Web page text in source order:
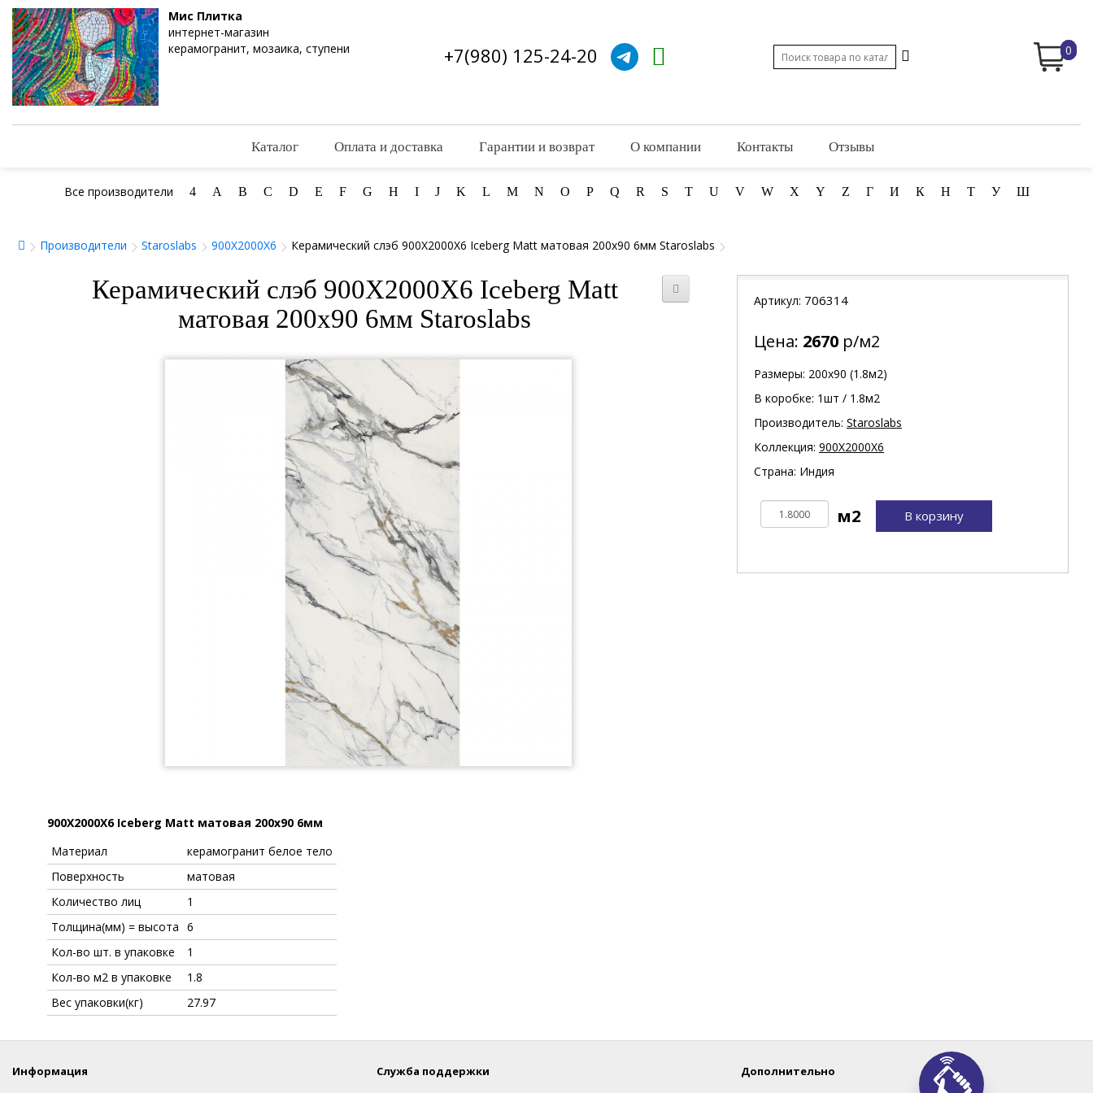
Мис Плитка
интернет-магазин
керамогранит, мозаика, ступени
+7(980) 125-24-20 0
Каталог Оплата и доставка Гарантии и возврат О компании Контакты Отзывы
Все производители 4 A B C D E F G H I J K L M N O P Q R S T U V W X Y Z Г И К Н Т У Ш
Производители Staroslabs 900X2000X6 Керамический слэб 900X2000X6 Iceberg Matt матовая 200x90 6мм Staroslabs
Керамический слэб 900X2000X6 Iceberg Matt
матовая 200x90 6мм Staroslabs
900X2000X6 Iceberg Matt матовая 200x90 6мм
Материал
керамогранит белое тело
Поверхность
матовая
Количество лиц
1
Толщина(мм) = высота 6
Кол-во шт. в упаковке
1
Кол-во м2 в упаковке
1.8
Вес упаковки(кг)
27.97
Артикул: 706314
Цена: 2670 р/м2
Размеры: 200х90 (1.8м2)
В коробке: 1шт / 1.8м2
Производитель: Staroslabs
Коллекция: 900X2000X6
Страна: Индия
В корзину
Информация Служба поддержки Дополнительно